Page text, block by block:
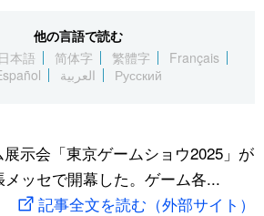
Русский
他の言語で読む
日本語 简体字 繁體字
Français
العربية Русский
示会「東京ゲームショウ2025」が
ッセで開幕した。ゲーム各...
記事全文を読む（外部サイト）